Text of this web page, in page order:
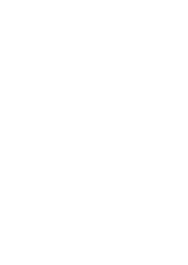
Singles +++ Die